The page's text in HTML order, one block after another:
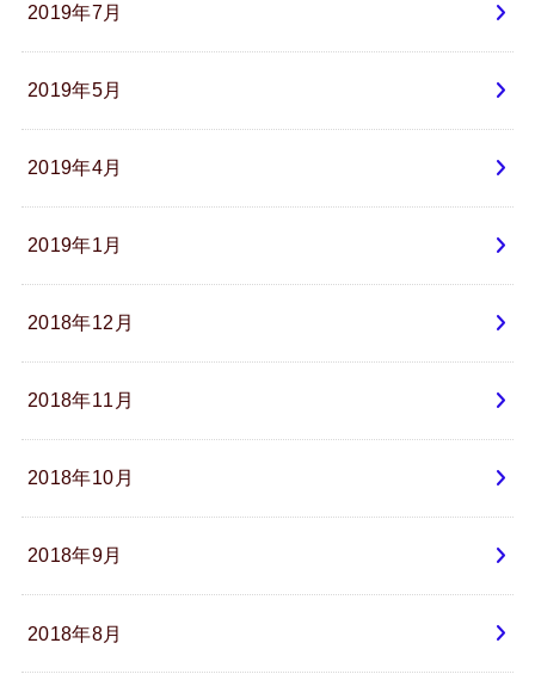
2019年7月
2019年5月
2019年4月
2019年1月
2018年12月
2018年11月
2018年10月
2018年9月
2018年8月